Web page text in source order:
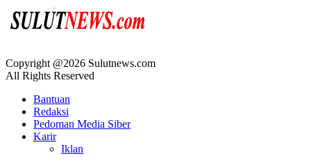
Copyright @2026 Sulutnews.com
All Rights Reserved
Bantuan
Redaksi
Pedoman Media Siber
Karir
Iklan